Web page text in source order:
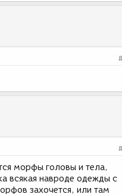
морфы головы и тела,
всякая навроде одежды с
захочется, или там